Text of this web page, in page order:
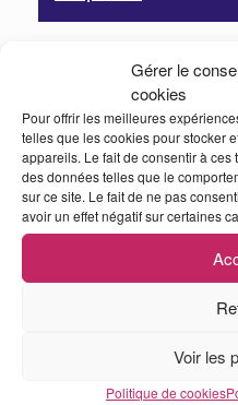
Gérer le
cookies
Pour offrir les meilleures
telles que les cookies pour stocker
appareils. Le fait de consentir à
des données telles que le
sur ce site. Le fait de ne pas
avoir un effet négatif sur certaines
Voir les
Politique de cookies
TOP 3 des meilleurs
Formation DJ « La
Formation MAO : « La
Livre « Apprendre à mixer »
Actualités DJ